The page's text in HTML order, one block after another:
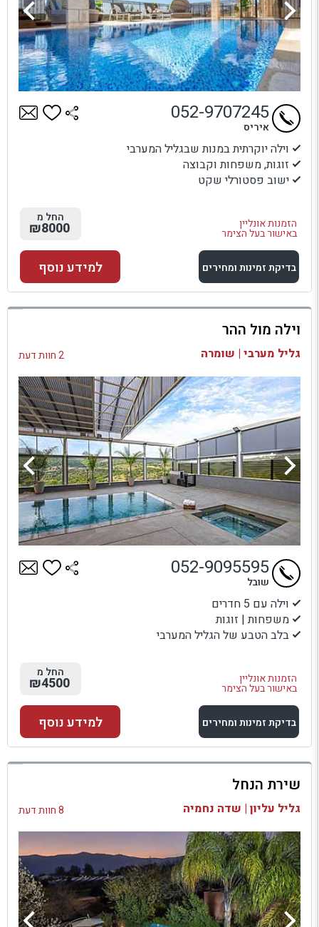
וילה יוקרתית במנות שבגליל המערבי
זוגות, משפחות וקבוצה
ישוב פסטורלי שקט
הזמנות אונליין
באישור בעל הצימר
052-9707245
איריס
החל מ
₪8000
בדיקת זמינות ומחירים
למתחם זה
בדיקת זמינות ומחירים
למידע נוסף
וילה מול ההר
גליל מערבי | שומרה 2 חוות דעת
וילה עם 5 חדרים
משפחות | זוגות
בלב הטבע של הגליל המערבי
הזמנות אונליין
באישור בעל הצימר
052-9095595
שובל
החל מ
₪4500
בדיקת זמינות ומחירים
למתחם זה
בדיקת זמינות ומחירים
למידע נוסף
שירת הנחל
גליל עליון | שדה נחמיה 8 חוות דעת